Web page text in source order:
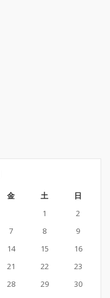
金 土
日
1
2
7 8
9
14 15
16
21 22
23
28 29 30